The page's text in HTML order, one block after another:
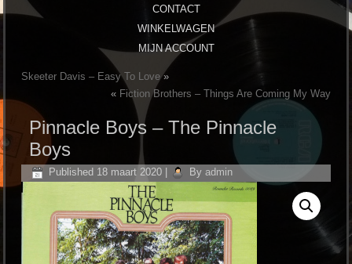
CONTACT
WINKELWAGEN
MIJN ACCOUNT
Skeeter Davis ‎– Easy To Love»
« Fiction Brothers ‎– Things Are Coming My Way
Pinnacle Boys ‎– The Pinnacle
Boys
Published 18 maart 2020 By admin